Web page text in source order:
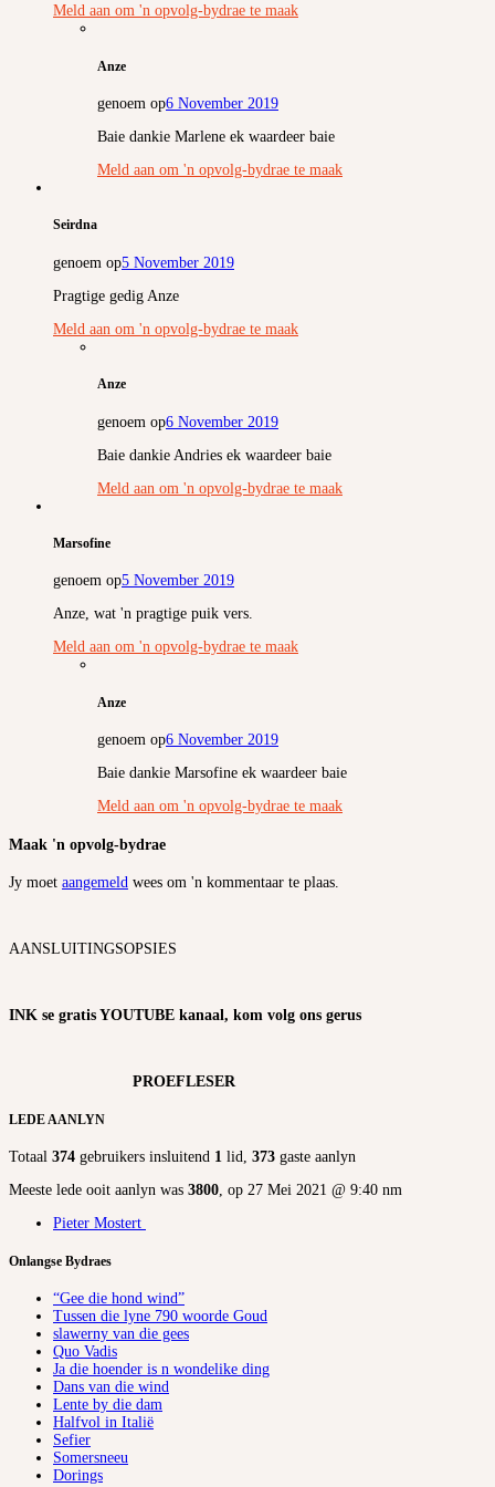
Meld aan om 'n opvolg-bydrae te maak
Anze
genoem op6 November 2019
Baie dankie Marlene ek waardeer baie
Meld aan om 'n opvolg-bydrae te maak
Seirdna
genoem op5 November 2019
Pragtige gedig Anze
Meld aan om 'n opvolg-bydrae te maak
Anze
genoem op6 November 2019
Baie dankie Andries ek waardeer baie
Meld aan om 'n opvolg-bydrae te maak
Marsofine
genoem op5 November 2019
Anze, wat 'n pragtige puik vers.
Meld aan om 'n opvolg-bydrae te maak
Anze
genoem op6 November 2019
Baie dankie Marsofine ek waardeer baie
Meld aan om 'n opvolg-bydrae te maak
Maak 'n opvolg-bydrae
Jy moet aangemeld wees om 'n kommentaar te plaas.
AANSLUITINGSOPSIES
INK se gratis YOUTUBE kanaal, kom volg ons gerus
PROEFLESER
LEDE AANLYN
Totaal 374 gebruikers insluitend 1 lid, 373 gaste aanlyn
Meeste lede ooit aanlyn was 3800, op 27 Mei 2021 @ 9:40 nm
Pieter Mostert
Onlangse Bydraes
“Gee die hond wind”
Tussen die lyne 790 woorde Goud
slawerny van die gees
Quo Vadis
Ja die hoender is n wondelike ding
Dans van die wind
Lente by die dam
Halfvol in Italië
Sefier
Somersneeu
Dorings